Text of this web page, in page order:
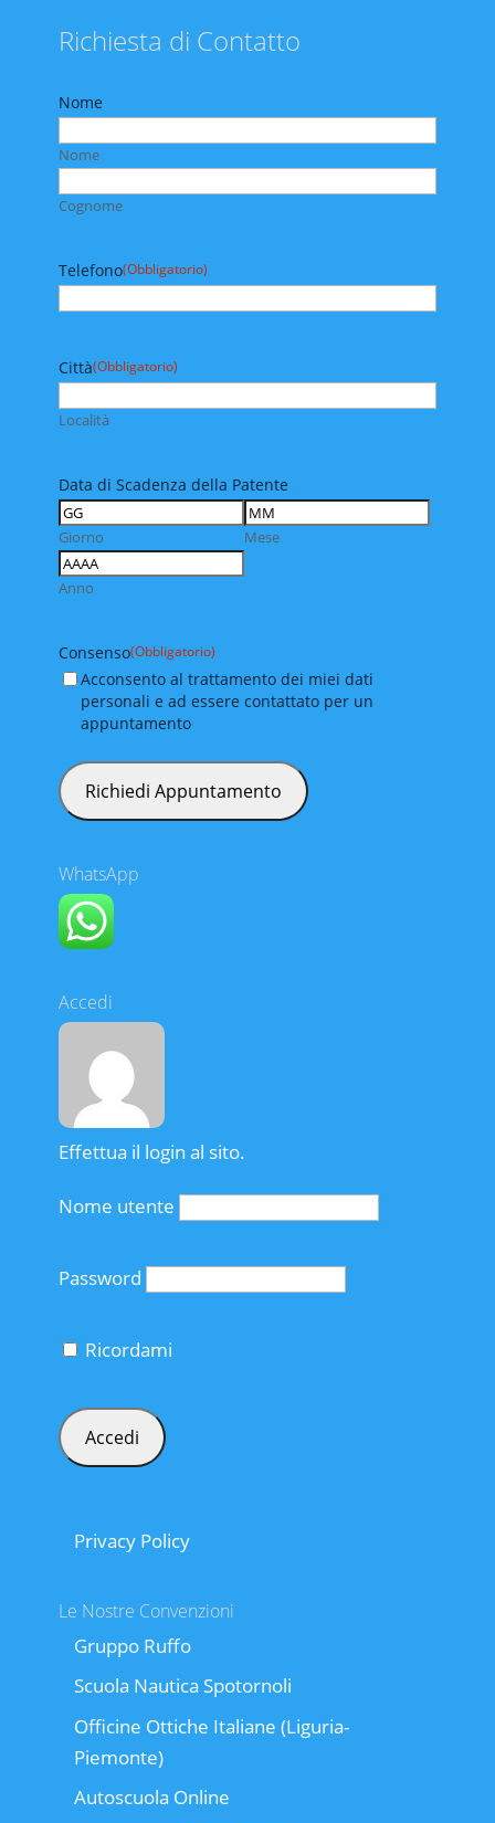
Richiesta di Contatto
Nome
Nome
Cognome
Telefono(Obbligatorio)
Città(Obbligatorio)
Località
Data di Scadenza della Patente
Giorno Mese
Anno
Consenso(Obbligatorio)
Acconsento al trattamento dei miei dati
personali e ad essere contattato per un
appuntamento
WhatsApp
Accedi
Effettua il login al sito.
Nome utente
Password
Ricordami
Privacy Policy
Le Nostre Convenzioni
Gruppo Ruffo
Scuola Nautica Spotornoli
Officine Ottiche Italiane (Liguria-
Piemonte)
Autoscuola Online